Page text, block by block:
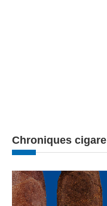
Chroniques cigare